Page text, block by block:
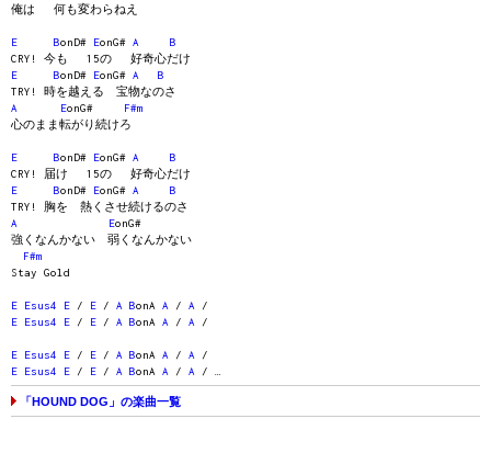
俺は 何も変わらねえ
E BonD# EonG# A
B
CRY! 今も 15の 好奇心だけ
E
BonD# EonG# A
B
TRY! 時を越える 宝物なのさ
A
EonG# F#m
心のまま転がり続けろ
E BonD# EonG# A
B
CRY! 届け 15の 好奇心だけ
E
BonD# EonG# A
B
TRY! 胸を 熱くさせ続けるのさ
A
EonG#
強くなんかない 弱くなんかない
F#m
Stay Gold
E Esus4 E / E / A BonA A / A /
E
Esus4 E / E / A BonA A / A /
E Esus4 E / E / A BonA A / A /
E
Esus4 E / E / A BonA A / A / …
「HOUND DOG」の楽曲一覧